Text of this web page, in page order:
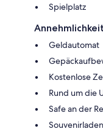
Spielplatz
Geldautomat
Kostenlose
Rund um die
Safe an der